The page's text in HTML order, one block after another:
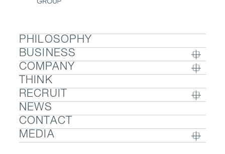
PHILOSOPHY
BUSINESS
BUSINESS TOP
- ウェルビーイング
- 医療人材
- 医業承継M&A
COMPANY
COMPANY TOP / グループ代表挨拶・会社概
要
- グループ企業一覧・事業拠点
- 数字で見るエムステージグループ
THINK
RECRUIT
RECRUIT TOP
- 採用メッセージ
- 社内制度
NEWS
CONTACT
MEDIA